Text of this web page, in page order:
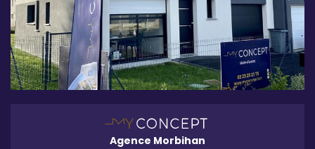
Agence Morbihan